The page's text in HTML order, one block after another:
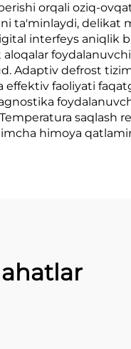
orqali oziq-
ta'minlaydi, delikat
interfeys
Adaptiv defrost
faoliyati
saqlash
himoya